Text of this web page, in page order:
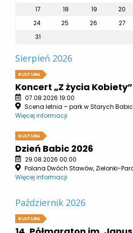
17
18 19 20
24
25 26 27
31
Sierpień 2026
KULTURA
Koncert „Z życia Kobiety”
07.08.2026 19:00
Scena letnia – park w Starych
Więcej informacji
KULTURA
Dzień Babic 2026
29.08.2026 00:00
Polana Dwóch Stawów, Zielonki-
Więcej informacji
Październik 2026
KULTURA